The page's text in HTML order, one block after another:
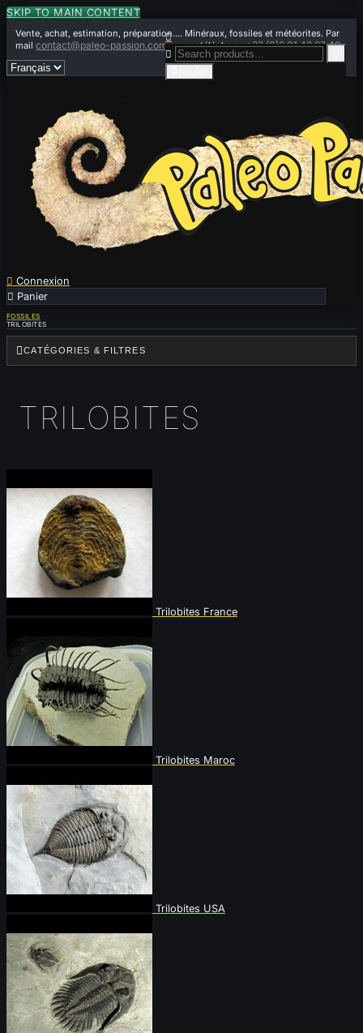
SKIP TO MAIN CONTENT
Vente, achat, estimation, préparation.... Minéraux, fossiles et météorites. Par
mailcontact@paleo-passion.comou par téléphone+33 (0)6 01 42 67 49
 Connexion
 Panier


FOSSILES
TRILOBITES
CATÉGORIES & FILTRES
TRILOBITES
Trilobites France
Trilobites Maroc
Trilobites USA